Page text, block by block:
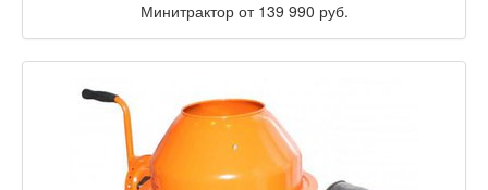
Минитрактор от 139 990 руб.